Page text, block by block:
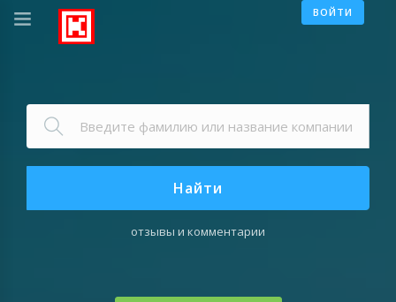
ВОЙТИ
Найти
отзывы и комментарии